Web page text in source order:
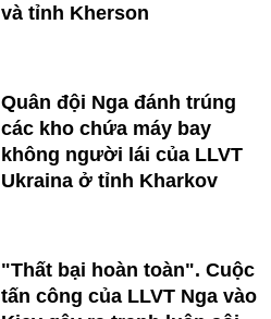
và tỉnh Kherson
Quân đội Nga đánh trúng
các kho chứa máy bay
không người lái của LLVT
Ukraina ở tỉnh Kharkov
"Thất bại hoàn toàn". Cuộc
tấn công của LLVT Nga vào